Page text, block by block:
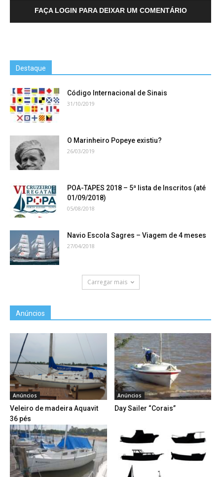
FAÇA LOGIN PARA DEIXAR UM COMENTÁRIO
Destaque
Código Internacional de Sinais
31/10/2019
O Marinheiro Popeye existiu?
26/03/2019
POA-TAPES 2018 – 5ª lista de Inscritos (até
01/09/2018)
05/08/2018
Navio Escola Sagres – Viagem de 4 meses
27/04/2018
Carregar mais
Anúncios
Anúncios
Veleiro de madeira Aquavit
36 pés
Anúncios
Day Sailer “Corais”